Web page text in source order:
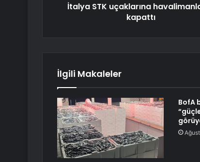
İtalya STK uçaklarına
kapattı
İlgili Makaleler
BofA